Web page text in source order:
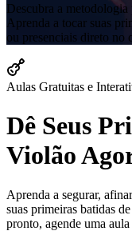
Descubra a
Aprenda a tocar suas
ou presenciais direto no
Aulas Gratuitas e
Dê Seus
Violão
Aprenda a segurar,
suas primeiras batidas
pronto, agende uma